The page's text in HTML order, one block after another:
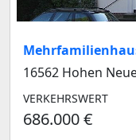
16562 Hohen
VERKEHRSWERT
686.000 €